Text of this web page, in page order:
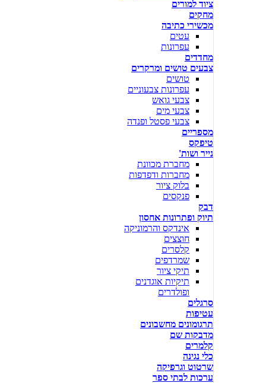
ציוד למורים
מחקים
מכשירי כתיבה
עטים
עפרונות
מחדדים
צבעים טושים ומרקרים
טושים
עפרונות צבעוניים
צבעי גואש
צבעי מים
צבעי פסטל ופנדה
מספריים
טיפקס
נייר ושות'
מחברת מכוונת
מחברות ודפדפות
בלוק ציור
פנקסים
דבק
תיוק ופתרונות אחסון
אינדקס והרמוניקה
חוצצים
קלסרים
שמרדפים
תיקי ציור
תיקיות אוגדנים
ופולדרים
סרגלים
עטיפות
תרגומונים מחשבונים
מדבקות שם
קלמרים
כלי נגינה
שרטוט וגרפיקה
ערכות לבתי ספר